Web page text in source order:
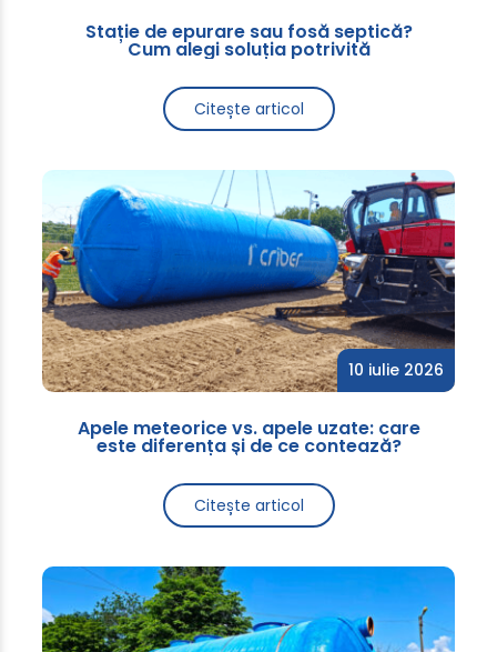
Stație de epurare sau fosă septică?
Cum alegi soluția potrivită
Citește articol
10 iulie 2026
Apele meteorice vs. apele uzate: care
este diferența și de ce contează?
Citește articol